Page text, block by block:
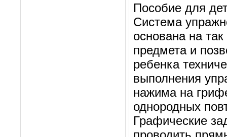
Пособие для
Система
основана на
предмета и
ребенка
выполнения
нажима на
однородных
Графические